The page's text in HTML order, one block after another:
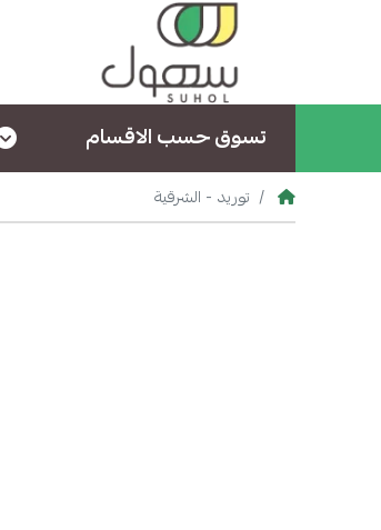
تسوق حسب الاقسام
توريد - الشرقية